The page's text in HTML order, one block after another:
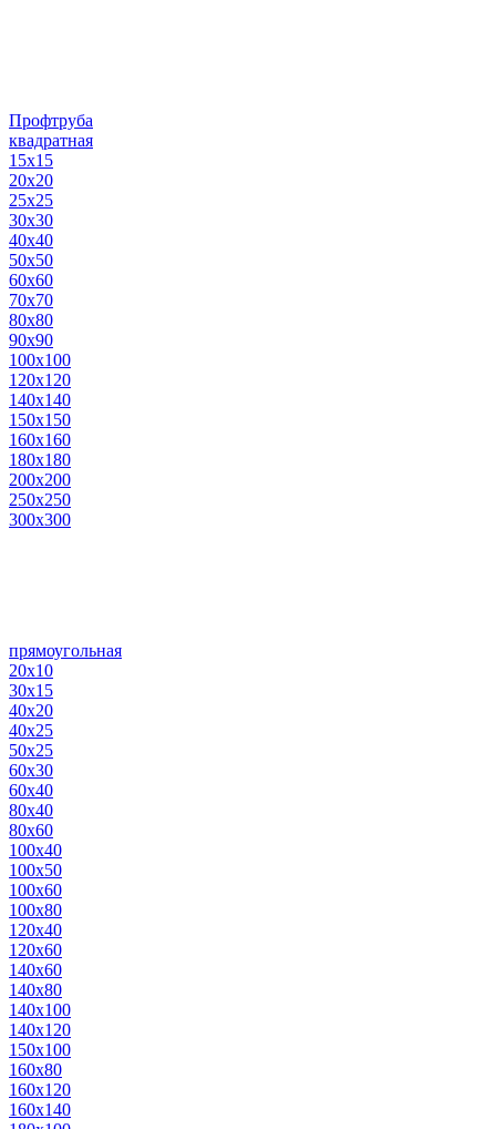
Профтруба
квадратная
15х15
20х20
25х25
30х30
40х40
50х50
60х60
70х70
80х80
90х90
100х100
120х120
140х140
150х150
160х160
180х180
200х200
250х250
300х300
прямоугольная
20х10
30х15
40х20
40х25
50х25
60х30
60х40
80х40
80х60
100х40
100х50
100х60
100х80
120х40
120х60
140х60
140х80
140х100
140х120
150х100
160х80
160х120
160х140